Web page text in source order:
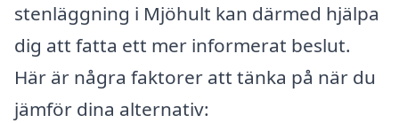
stenläggning i Mjöhult kan därmed hjälpa
dig att fatta ett mer informerat beslut.
Här är några faktorer att tänka på när du
jämför dina alternativ: